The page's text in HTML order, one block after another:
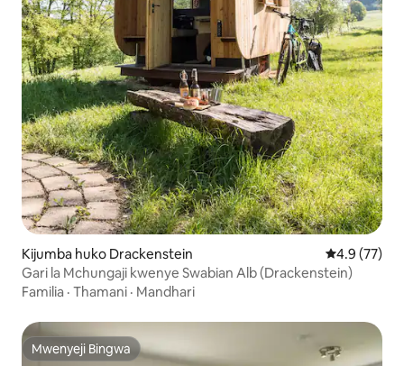
Kijumba huko Drackenstein Ukadiriaji
4.9 (77)
Gari la Mchungaji kwenye Swabian Alb (Drackenstein)
Familia · Thamani · Mandhari
Mwenyeji Bingwa
Mwenyeji Bingwa